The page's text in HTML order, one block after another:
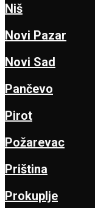
Niš
Novi Pazar
Novi Sad
Pančevo
Pirot
Požarevac
Priština
Prokuplje